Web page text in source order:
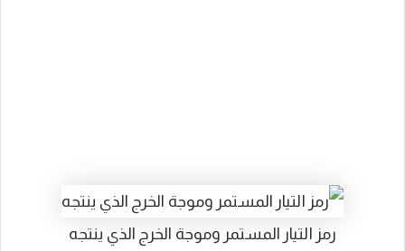
رمز التيار المستمر وموجة الخرج الذي ينتجه